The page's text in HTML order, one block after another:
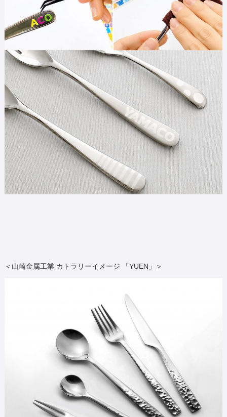
＜山崎金属工業 カトラリーイメージ 「YUEN」＞